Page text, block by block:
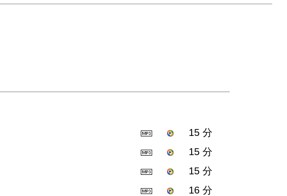
15 分
15 分
15 分
16 分